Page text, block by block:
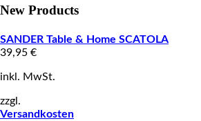
New Products
SANDER Table & Home SCATOLA
39,95 €
inkl. MwSt.
zzgl.
Versandkosten